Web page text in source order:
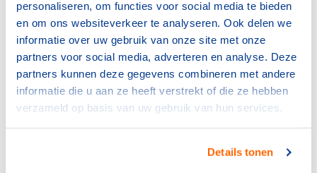
personaliseren, om functies voor social media te bieden
en om ons websiteverkeer te analyseren. Ook delen we
informatie over uw gebruik van onze site met onze
partners voor social media, adverteren en analyse. Deze
partners kunnen deze gegevens combineren met andere
informatie die u aan ze heeft verstrekt of die ze hebben
verzameld op basis van uw gebruik van hun services.
Details tonen
werden in 2009 vier TeamNL centra geaccrediteerd.
Later is er daar nog één bijgekomen. De TeamNL centra
vormen sindsdien een onmisbare schakel binnen de
Nederlandse topsportinfrastructuur. De TeamNL centra
bieden hoogwaardige faciliteiten en diensten voor de
(Talent)TeamNL programma’s die onder regie van de
betrokken sportbond staan. De sporter vindt hier
faciliteiten als de trainingsaccommodatie, huisvesting,
voeding en onderwijs en specialistische begeleiding